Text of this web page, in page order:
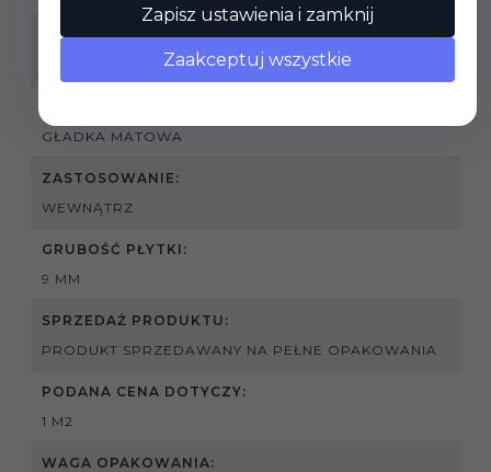
ILOŚĆ M2 W OPAKOWANIU:
GŁADKA MATOWA
ZASTOSOWANIE:
WEWNĄTRZ
GRUBOŚĆ PŁYTKI:
9 MM
SPRZEDAŻ PRODUKTU:
PRODUKT SPRZEDAWANY NA PEŁNE OPAKOWANIA
PODANA CENA DOTYCZY:
1 M2
WAGA OPAKOWANIA:
Zapisz ustawienia i zamknij
Zaakceptuj wszystkie